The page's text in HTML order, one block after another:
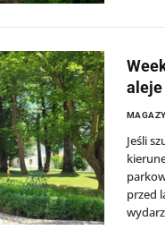
aleje
Jeśli
przed